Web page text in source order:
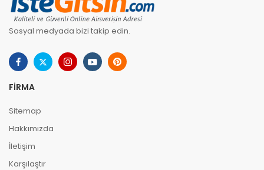
Sosyal medyada bizi takip edin.
FIRMA
Sitemap
Hakkımızda
İletişim
Karşılaştır